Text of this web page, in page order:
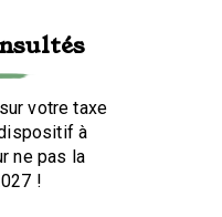
votre taxe
à
ne pas la
!